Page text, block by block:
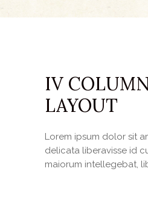
IV
LAYOUT
Lorem ipsum dolor sit
delicata liberavisse id
maiorum intellegebat,